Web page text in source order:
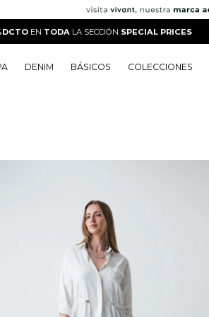
EN TODA LA SECCIÓN SPECIAL PRICES
DENIM BÁSICOS COLECCIONES